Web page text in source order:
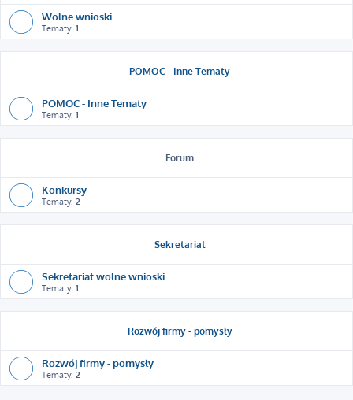
Wolne wnioski
Tematy: 1
POMOC - Inne Tematy
POMOC - Inne Tematy
Tematy: 1
Forum
Konkursy
Tematy: 2
Sekretariat
Sekretariat wolne wnioski
Tematy: 1
Rozwój firmy - pomysły
Rozwój firmy - pomysły
Tematy: 2